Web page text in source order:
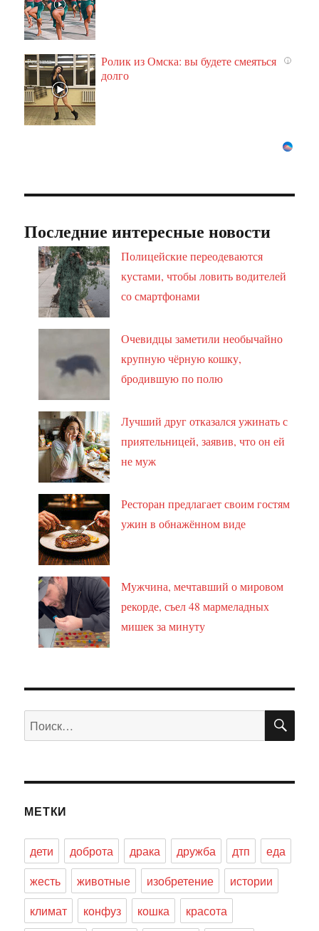
i
Ролик из Омска: вы будете смеяться
долго
Последние интересные новости
Полицейские переодеваются
кустами, чтобы ловить водителей
со смартфонами
Очевидцы заметили необычайно
крупную чёрную кошку,
бродившую по полю
Лучший друг отказался ужинать с
приятельницей, заявив, что он ей
не муж
Ресторан предлагает своим гостям
ужин в обнажённом виде
Мужчина, мечтавший о мировом
рекорде, съел 48 мармеладных
мишек за минуту
Искать:
МЕТКИ
дети доброта драка дружба дтп
еда
жесть
животные изобретение
истории
климат
конфуз кошка
красота